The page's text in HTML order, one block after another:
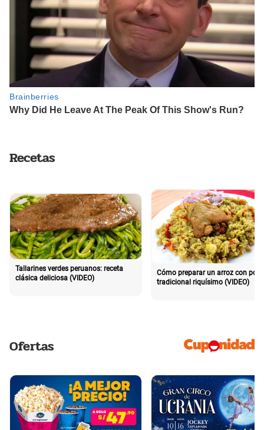
Recetas
Tallarines verdes peruanos: receta
clásica deliciosa (VIDEO)
Cómo preparar un arroz con pollo
tradicional riquísimo (VIDEO)
Ofertas